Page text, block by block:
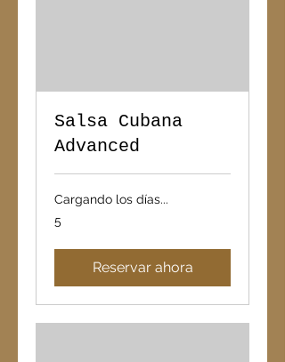
Salsa Cubana
Advanced
Cargando los días...
5
Reservar ahora